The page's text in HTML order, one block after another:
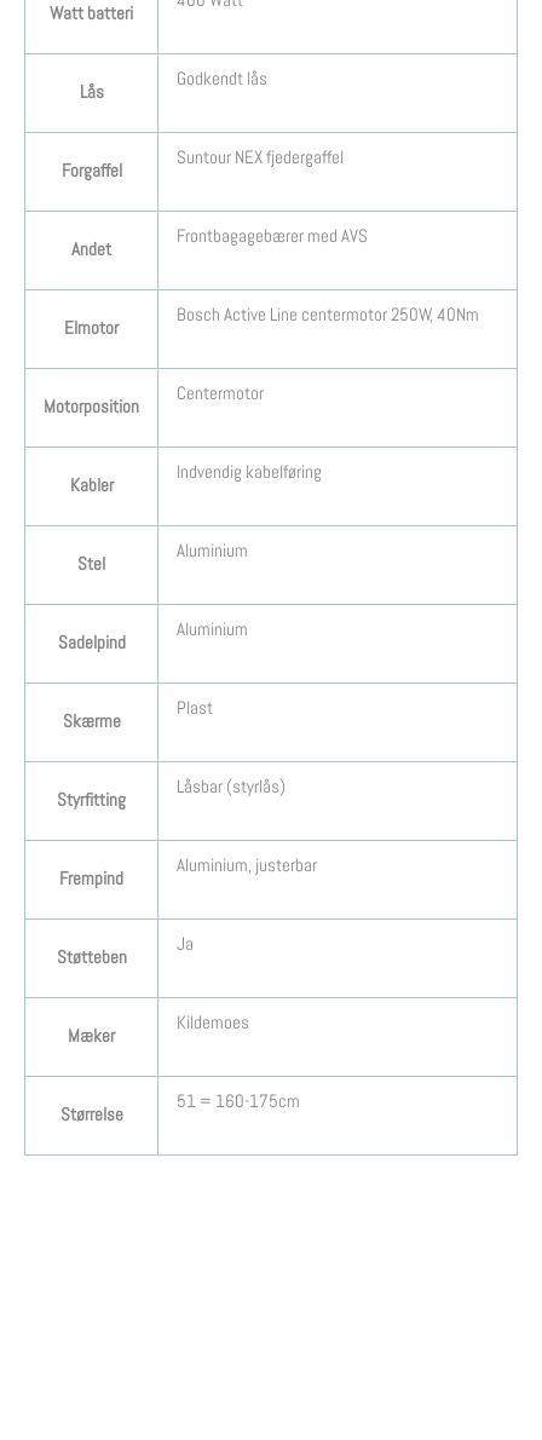
Watt batteri
Lås
Godkendt lås
Forgaffel
Suntour NEX fjedergaffel
Andet
Frontbagagebærer med AVS
Elmotor
Bosch Active Line centermotor 250W, 40Nm
Motorposition
Centermotor
Kabler
Indvendig kabelføring
Stel
Aluminium
Sadelpind
Aluminium
Skærme
Plast
Styrfitting
Låsbar (styrlås)
Frempind
Aluminium, justerbar
Støtteben
Ja
Mæker
Kildemoes
Størrelse
51 = 160-175cm